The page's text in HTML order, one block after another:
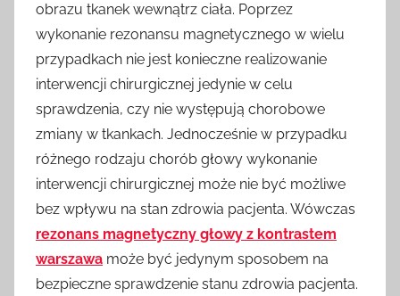
obrazu tkanek wewnątrz ciała. Poprzez
wykonanie rezonansu magnetycznego w wielu
przypadkach nie jest konieczne realizowanie
interwencji chirurgicznej jedynie w celu
sprawdzenia, czy nie występują chorobowe
zmiany w tkankach. Jednocześnie w przypadku
różnego rodzaju chorób głowy wykonanie
interwencji chirurgicznej może nie być możliwe
bez wpływu na stan zdrowia pacjenta. Wówczas
rezonans magnetyczny głowy z kontrastem
warszawa może być jedynym sposobem na
bezpieczne sprawdzenie stanu zdrowia pacjenta.